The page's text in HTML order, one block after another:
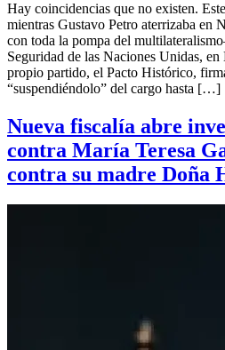
Hay coincidencias que no existen.
mientras Gustavo Petro aterrizaba
con toda la pompa del
Seguridad de las Naciones Unidas, en
propio partido, el Pacto Histórico,
“suspendiéndolo” del cargo hasta […]
Nueva fiscalía abre
contra María Teresa
contra su madre Doña